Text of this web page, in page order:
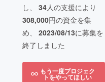
し、 34人の支援により
308,000円の資金を集
め、 2023/08/13に募集を
終了しました
もう一度プロジェク
トをやってほしい